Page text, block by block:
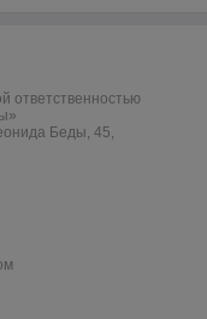
ответственностью
Беды, 45,